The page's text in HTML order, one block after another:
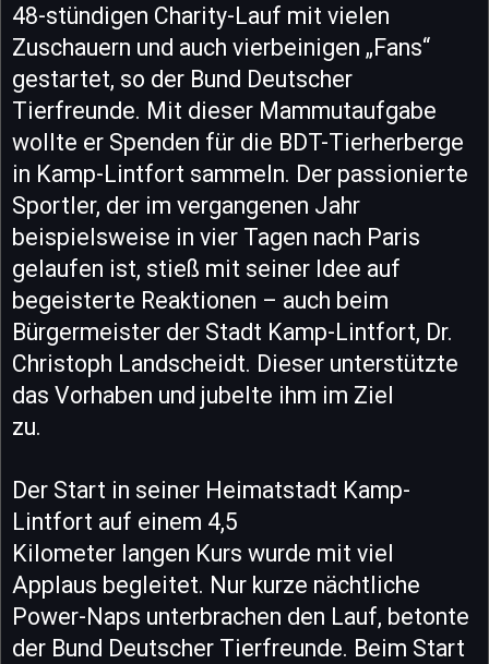
48-stündigen Charity-Lauf mit vielen
Zuschauern und auch vierbeinigen „Fans“
gestartet, so der Bund Deutscher
Tierfreunde. Mit dieser Mammutaufgabe
wollte er Spenden für die BDT-Tierherberge
in Kamp-Lintfort sammeln. Der passionierte
Sportler, der im vergangenen Jahr
beispielsweise in vier Tagen nach Paris
gelaufen ist, stieß mit seiner Idee auf
begeisterte Reaktionen – auch beim
Bürgermeister der Stadt Kamp-Lintfort, Dr.
Christoph Landscheidt. Dieser unterstützte
das Vorhaben und jubelte ihm im Ziel
zu.
Der Start in seiner Heimatstadt Kamp-
Lintfort auf einem 4,5
Kilometer langen Kurs wurde mit viel
Applaus begleitet. Nur kurze nächtliche
Power-Naps unterbrachen den Lauf, betonte
der Bund Deutscher Tierfreunde. Beim Start